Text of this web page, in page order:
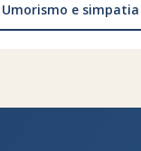
e simpatia